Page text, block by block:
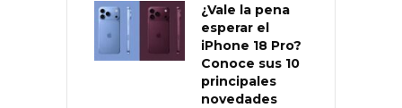
¿Vale la pena
esperar el
iPhone 18 Pro?
Conoce sus 10
principales
novedades